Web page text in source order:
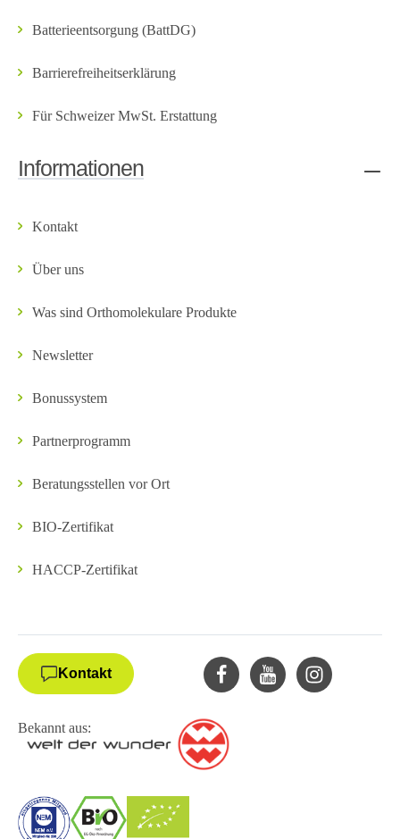
Batterieentsorgung (BattDG)
Barrierefreiheitserklärung
Für Schweizer MwSt. Erstattung
Informationen
Kontakt
Über uns
Was sind Orthomolekulare Produkte
Newsletter
Bonussystem
Partnerprogramm
Beratungsstellen vor Ort
BIO-Zertifikat
HACCP-Zertifikat
Kontakt
Bekannt aus: